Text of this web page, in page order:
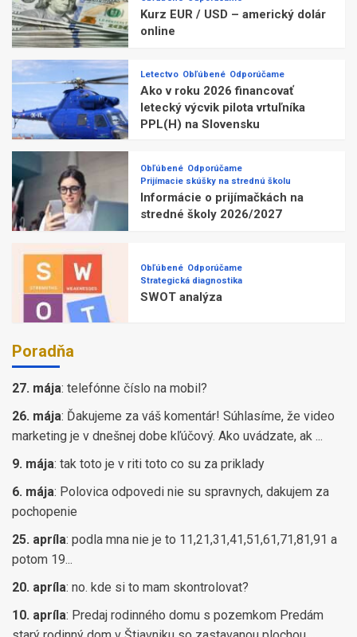
Kurz EUR / USD – americký dolár
online
Letectvo Obľúbené Odporúčame
Ako v roku 2026 financovať
letecký výcvik pilota vrtuľníka
PPL(H) na Slovensku
Obľúbené Odporúčame
Prijímacie skúšky na strednú školu
Informácie o prijímačkách na
stredné školy 2026/2027
Obľúbené Odporúčame
Strategická diagnostika
SWOT analýza
Poradňa
27. mája: telefónne číslo na mobil?
26. mája: Ďakujeme za váš komentár! Súhlasíme, že video
marketing je v dnešnej dobe kľúčový. Ako uvádzate, ak ...
9. mája: tak toto je v riti toto co su za priklady
6. mája: Polovica odpovedi nie su spravnych, dakujem za
pochopenie
25. apríla: podla mna nie je to 11,21,31,41,51,61,71,81,91 a
potom 19...
20. apríla: no. kde si to mam skontrolovat?
10. apríla: Predaj rodinného domu s pozemkom Predám